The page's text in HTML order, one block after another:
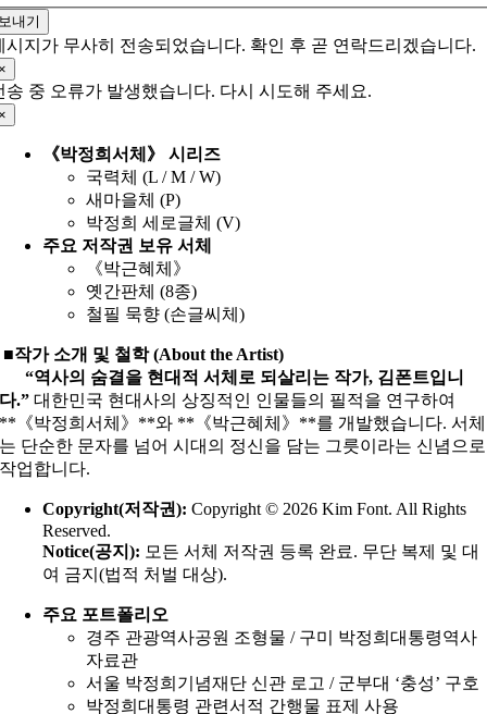
내기
시지가 무사히 전송되었습니다. 확인 후 곧 연락드리겠습니다.
송 중 오류가 발생했습니다. 다시 시도해 주세요.
《박정희서체》 시리즈
국력체 (L / M / W)
새마을체 (P)
박정희 세로글체 (V)
주요 저작권 보유 서체
《박근혜체》
옛간판체 (8종)
철필 묵향 (손글씨체)
■작가 소개 및 철학 (About the Artist)
“역사의 숨결을 현대적 서체로 되살리는 작가, 김폰트입니
다.” 대한민국 현대사의 상징적인 인물들의 필적을 연구하여
**《박정희서체》**와 **《박근혜체》**를 개발했습니다. 서체
는 단순한 문자를 넘어 시대의 정신을 담는 그릇이라는 신념으로
작업합니다.
Copyright(저작권): Copyright © 2026 Kim Font. All Rights
Reserved.
Notice(공지): 모든 서체 저작권 등록 완료. 무단 복제 및 대
여 금지(법적 처벌 대상).
주요 포트폴리오
경주 관광역사공원 조형물 / 구미 박정희대통령역사
자료관
서울 박정희기념재단 신관 로고 / 군부대 ‘충성’ 구호
박정희대통령 관련서적 간행물 표제 사용